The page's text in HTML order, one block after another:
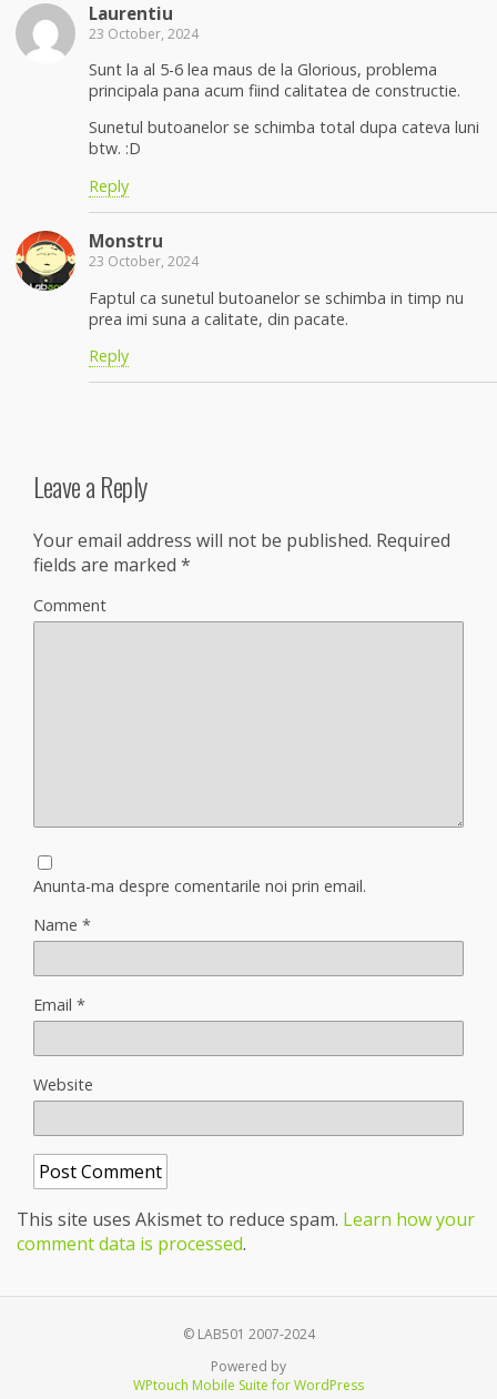
Laurentiu
23 October, 2024
Sunt la al 5-6 lea maus de la Glorious, problema
principala pana acum fiind calitatea de constructie.
Sunetul butoanelor se schimba total dupa cateva luni
btw. :D
Reply
Monstru
23 October, 2024
Faptul ca sunetul butoanelor se schimba in timp nu
prea imi suna a calitate, din pacate.
Reply
Leave a Reply
Your email address will not be published. Required
fields are marked *
Comment
Anunta-ma despre comentarile noi prin email.
Name *
Email *
Website
This site uses Akismet to reduce spam. Learn how your
comment data is processed.
© LAB501 2007-2024
Powered by
WPtouch Mobile Suite for WordPress